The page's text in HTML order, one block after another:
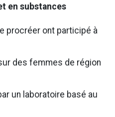
en substances
procréer ont participé à
des femmes de région
un laboratoire basé au